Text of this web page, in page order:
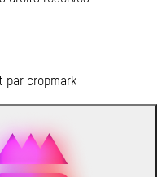
par cropmark